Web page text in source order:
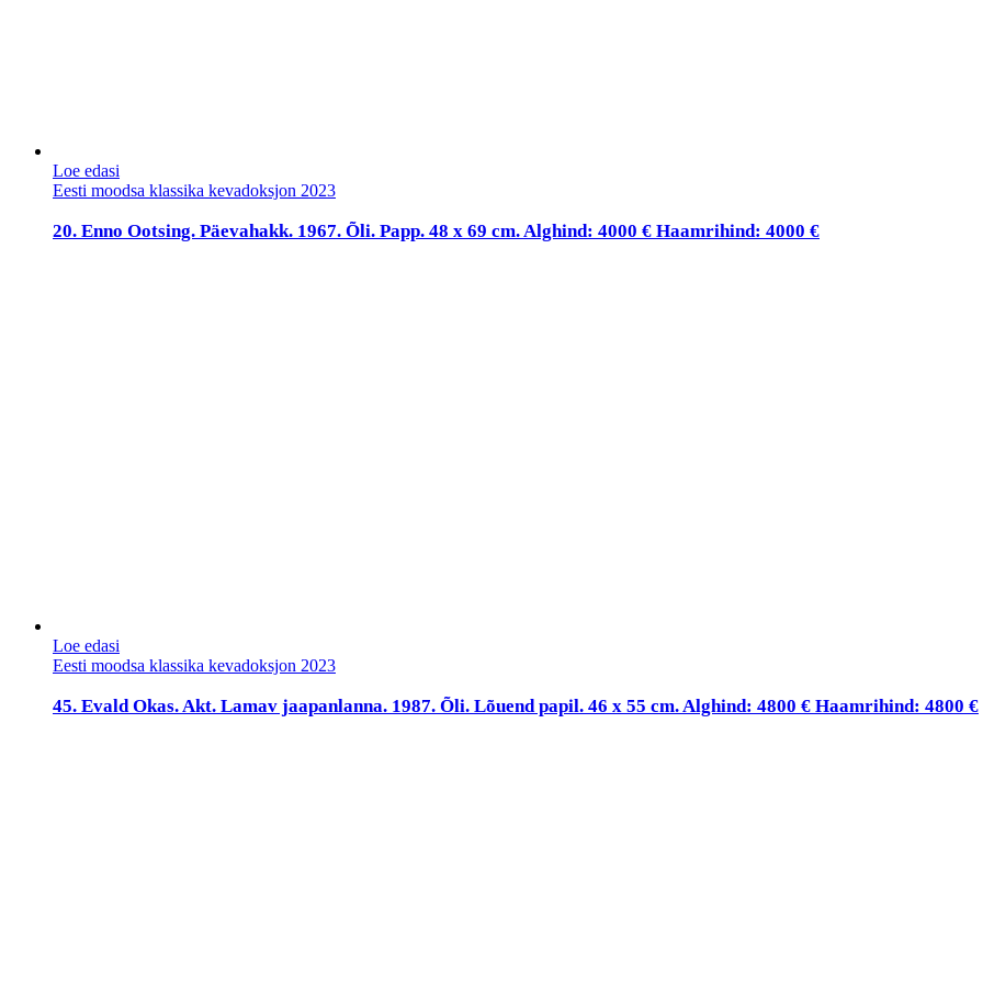
Loe edasi
Eesti moodsa klassika kevadoksjon 2023
20. Enno Ootsing. Päevahakk. 1967. Õli. Papp. 48 x 69 cm. Alghind: 4000 € Haamrihind: 4000 €
Loe edasi
Eesti moodsa klassika kevadoksjon 2023
45. Evald Okas. Akt. Lamav jaapanlanna. 1987. Õli. Lõuend papil. 46 x 55 cm. Alghind: 4800 € Haamrihind: 4800 €